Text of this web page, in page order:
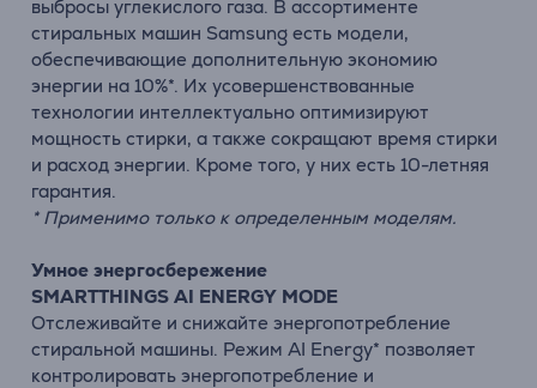
выбросы углекислого газа. В ассортименте
стиральных машин Samsung есть модели,
обеспечивающие дополнительную экономию
энергии на 10%*. Их усовершенствованные
технологии интеллектуально оптимизируют
мощность стирки, а также сокращают время стирки
и расход энергии. Кроме того, у них есть 10-летняя
гарантия.
* Применимо только к определенным моделям.
Умное энергосбережение
SMARTTHINGS AI ENERGY MODE
Отслеживайте и снижайте энергопотребление
стиральной машины. Режим AI Energy* позволяет
контролировать энергопотребление и